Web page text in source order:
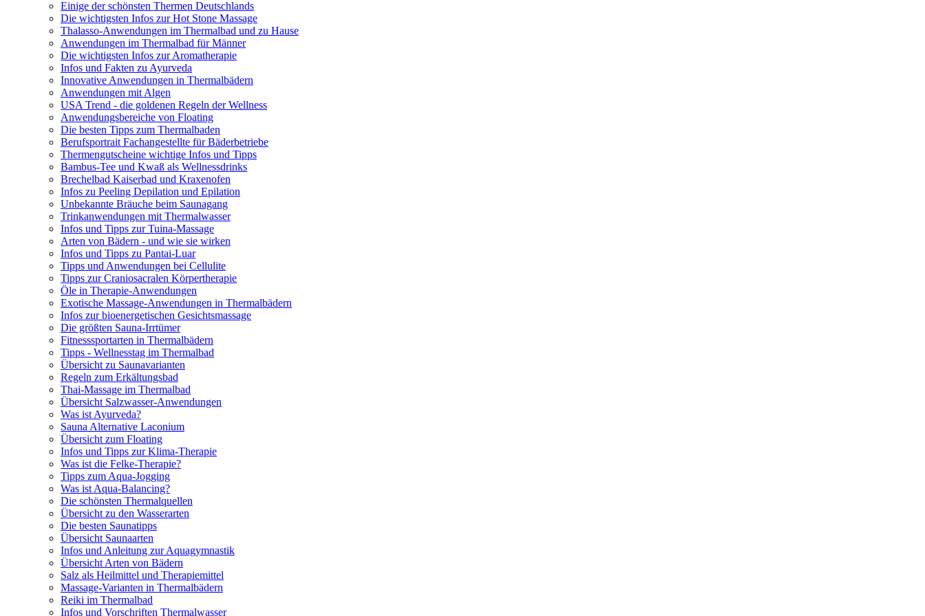
Einige der schönsten Thermen Deutschlands
Die wichtigsten Infos zur Hot Stone Massage
Thalasso-Anwendungen im Thermalbad und zu Hause
Anwendungen im Thermalbad für Männer
Die wichtigsten Infos zur Aromatherapie
Infos und Fakten zu Ayurveda
Innovative Anwendungen in Thermalbädern
Anwendungen mit Algen
USA Trend - die goldenen Regeln der Wellness
Anwendungsbereiche von Floating
Die besten Tipps zum Thermalbaden
Berufsportrait Fachangestellte für Bäderbetriebe
Thermengutscheine wichtige Infos und Tipps
Bambus-Tee und Kwaß als Wellnessdrinks
Brechelbad Kaiserbad und Kraxenofen
Infos zu Peeling Depilation und Epilation
Unbekannte Bräuche beim Saunagang
Trinkanwendungen mit Thermalwasser
Infos und Tipps zur Tuina-Massage
Arten von Bädern - und wie sie wirken
Infos und Tipps zu Pantai-Luar
Tipps und Anwendungen bei Cellulite
Tipps zur Craniosacralen Körpertherapie
Öle in Therapie-Anwendungen
Exotische Massage-Anwendungen in Thermalbädern
Infos zur bioenergetischen Gesichtsmassage
Die größten Sauna-Irrtümer
Fitnesssportarten in Thermalbädern
Tipps - Wellnesstag im Thermalbad
Übersicht zu Saunavarianten
Regeln zum Erkältungsbad
Thai-Massage im Thermalbad
Übersicht Salzwasser-Anwendungen
Was ist Ayurveda?
Sauna Alternative Laconium
Übersicht zum Floating
Infos und Tipps zur Klima-Therapie
Was ist die Felke-Therapie?
Tipps zum Aqua-Jogging
Was ist Aqua-Balancing?
Die schönsten Thermalquellen
Übersicht zu den Wasserarten
Die besten Saunatipps
Übersicht Saunaarten
Infos und Anleitung zur Aquagymnastik
Übersicht Arten von Bädern
Salz als Heilmittel und Therapiemittel
Massage-Varianten in Thermalbädern
Reiki im Thermalbad
Infos und Vorschriften Thermalwasser